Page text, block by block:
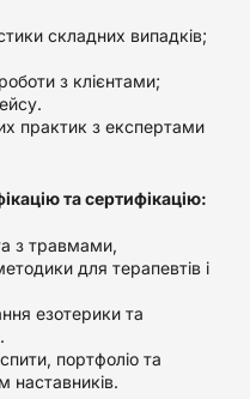
складних випадків;
з клієнтами;
практик з експертами
та сертифікацію:
з травмами,
для терапевтів і
езотерики та
портфоліо та
наставників.